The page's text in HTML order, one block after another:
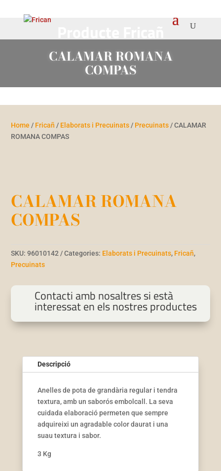
CALAMAR ROMANA
COMPAS
Home / Fricañ / Elaborats i Precuinats / Precuinats / CALAMAR
ROMANA COMPAS
CALAMAR ROMANA
COMPAS
SKU:96010142 Categories: Elaborats i Precuinats, Fricañ,
Precuinats
Contacti amb nosaltres si està
interessat en els nostres productes
Descripció
Anelles de pota de grandària regular i tendra
textura, amb un saborós embolcall. La seva
cuidada elaboració permeten que sempre
adquireixi un agradable color daurat i una
suau textura i sabor.
3 Kg